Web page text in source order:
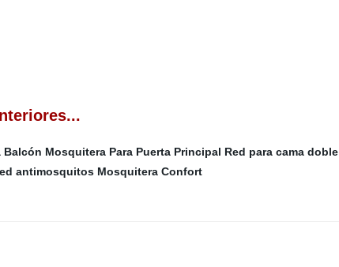
Balcón Mosquitera Para Puerta Principal Red para cama doble
antimosquitos Mosquitera Confort